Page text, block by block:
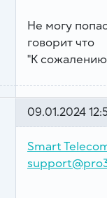
Не могу
говорит что
"К
09.01.2024
Smart